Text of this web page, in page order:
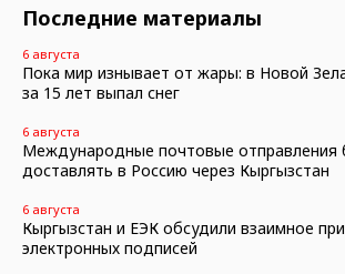
Последние материалы
6 августа
Пока мир изнывает от жары: в Новой
за 15 лет выпал снег
6 августа
Международные почтовые отправления
доставлять в Россию через Кыргызстан
6 августа
Кыргызстан и ЕЭК обсудили взаимное
электронных подписей